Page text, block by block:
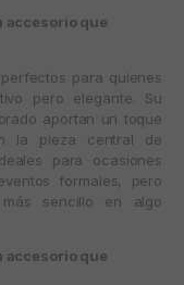
accesorio que
para quienes
pero elegante. Su
aportan un toque
la pieza central de
para ocasiones
formales, pero
sencillo en algo
accesorio que